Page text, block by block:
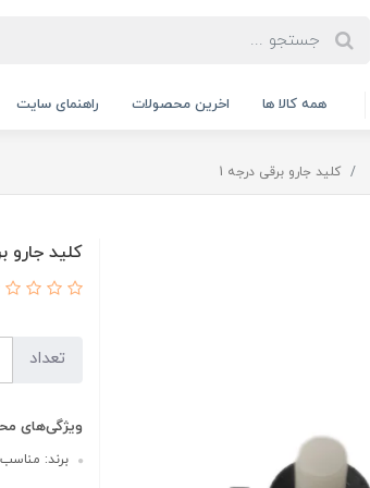
همه کالا ها اخرین محصولات راهنمای سایت
کلید جارو برقی درجه 1
کلید جارو
تعداد
ویژگی‌های
برند: مناسب